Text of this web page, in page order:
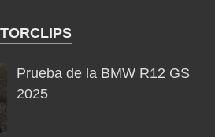
Prueba de la BMW R12 GS
2025